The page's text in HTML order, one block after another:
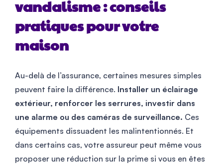
vandalisme : conseils
pratiques pour votre
maison
Au-delà de l’assurance, certaines mesures simples
peuvent faire la différence. Installer un éclairage
extérieur, renforcer les serrures, investir dans
une alarme ou des caméras de surveillance. Ces
équipements dissuadent les malintentionnés. Et
dans certains cas, votre assureur peut même vous
proposer une réduction sur la prime si vous en êtes